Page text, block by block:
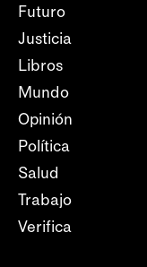
Futuro
Justicia
Libros
Mundo
Opinión
Política
Salud
Trabajo
Verifica